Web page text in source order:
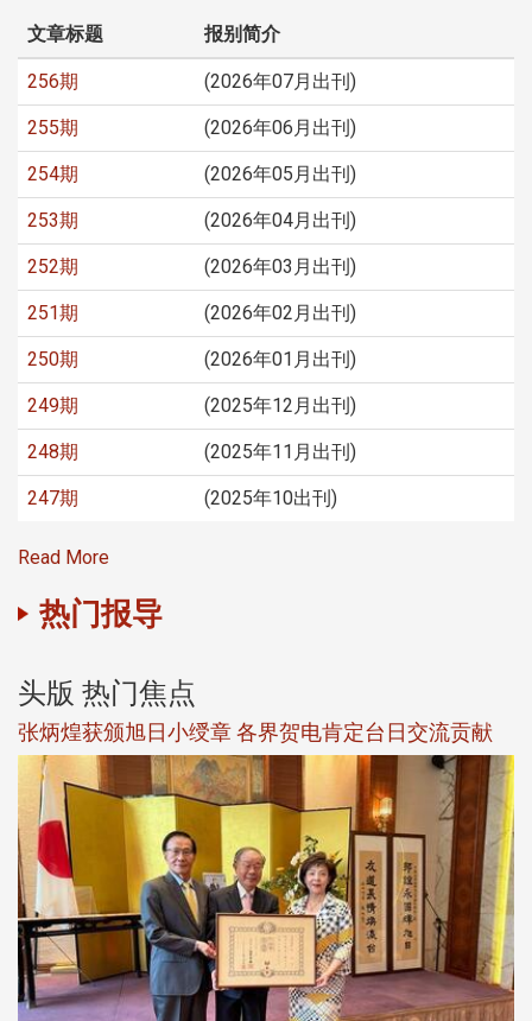
文章标题 报别简介
256期 (2026年07月出刊)
255期 (2026年06月出刊)
254期 (2026年05月出刊)
253期 (2026年04月出刊)
252期 (2026年03月出刊)
251期 (2026年02月出刊)
250期 (2026年01月出刊)
249期 (2025年12月出刊)
248期 (2025年11月出刊)
247期 (2025年10出刊)
Read More
热门报导
头版 热门焦点
张炳煌获颁旭日小绶章 各界贺电肯定台日交流贡献